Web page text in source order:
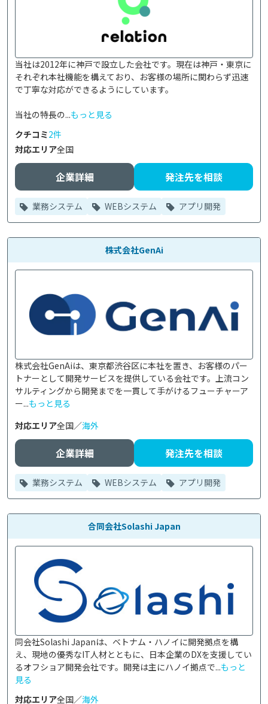
当社は2012年に神戸で設立した会社です。現在は神戸・東京に
それぞれ本社機能を構えており、お客様の場所に関わらず迅速
で丁寧な対応ができるようにしています。
当社の特長の...もっと見る
クチコミ2件
対応エリア全国
企業詳細 発注先を相談
業務システム WEBシステム アプリ開発
株式会社GenAi
株式会社GenAiは、東京都渋谷区に本社を置き、お客様のパー
トナーとして開発サービスを提供している会社です。上流コン
サルティングから開発までを一貫して手がけるフューチャーア
ー...もっと見る
対応エリア全国／海外
企業詳細 発注先を相談
業務システム WEBシステム アプリ開発
合同会社Solashi Japan
同会社Solashi Japanは、ベトナム・ハノイに開発拠点を構
え、現地の優秀なIT人材とともに、日本企業のDXを支援してい
るオフショア開発会社です。開発は主にハノイ拠点で...もっと
見る
対応エリア全国／海外